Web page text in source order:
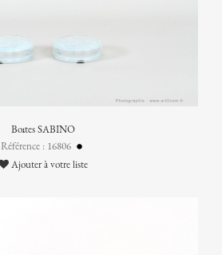
Boîtes SABINO
Référence : 16806
Ajouter à votre liste